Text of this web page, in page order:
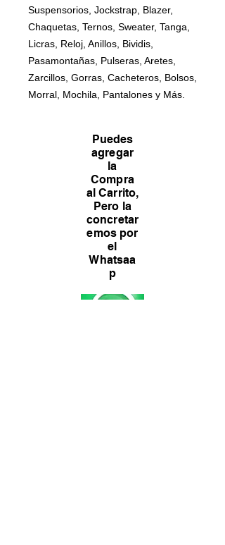
Suspensorios, Jockstrap, Blazer,
Chaquetas, Ternos, Sweater, Tanga,
Licras, Reloj, Anillos, Bividis,
Pasamontañas, Pulseras, Aretes,
Zarcillos, Gorras, Cacheteros, Bolsos,
Morral, Mochila, Pantalones y Más.
Puedes
agregar
la
Compra
al Carrito,
Pero la
concretar
emos por
el
Whatsaa
p